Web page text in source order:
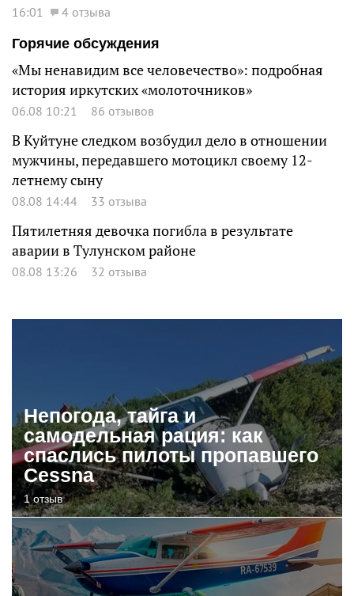
16:01
4 отзыва
Горячие обсуждения
«Мы ненавидим все человечество»: подробная
история иркутских «молоточников»
06.08 10:21 86 отзывов
В Куйтуне следком возбудил дело в отношении
мужчины, передавшего мотоцикл своему 12-
летнему сыну
08.08 14:44 33 отзыва
Пятилетняя девочка погибла в результате
аварии в Тулунском районе
08.08 13:26 32 отзыва
Непогода, тайга и
самодельная рация: как
спаслись пилоты пропавшего
Cessna
1 отзыв